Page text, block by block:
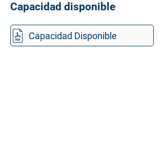
Capacidad disponible
Capacidad Disponible